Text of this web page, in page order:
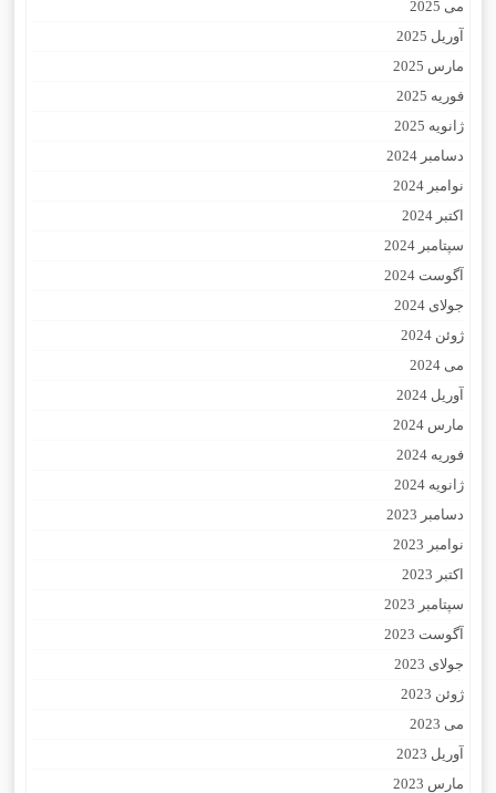
می 2025
آوریل 2025
مارس 2025
فوریه 2025
ژانویه 2025
دسامبر 2024
نوامبر 2024
اکتبر 2024
سپتامبر 2024
آگوست 2024
جولای 2024
ژوئن 2024
می 2024
آوریل 2024
مارس 2024
فوریه 2024
ژانویه 2024
دسامبر 2023
نوامبر 2023
اکتبر 2023
سپتامبر 2023
آگوست 2023
جولای 2023
ژوئن 2023
می 2023
آوریل 2023
مارس 2023